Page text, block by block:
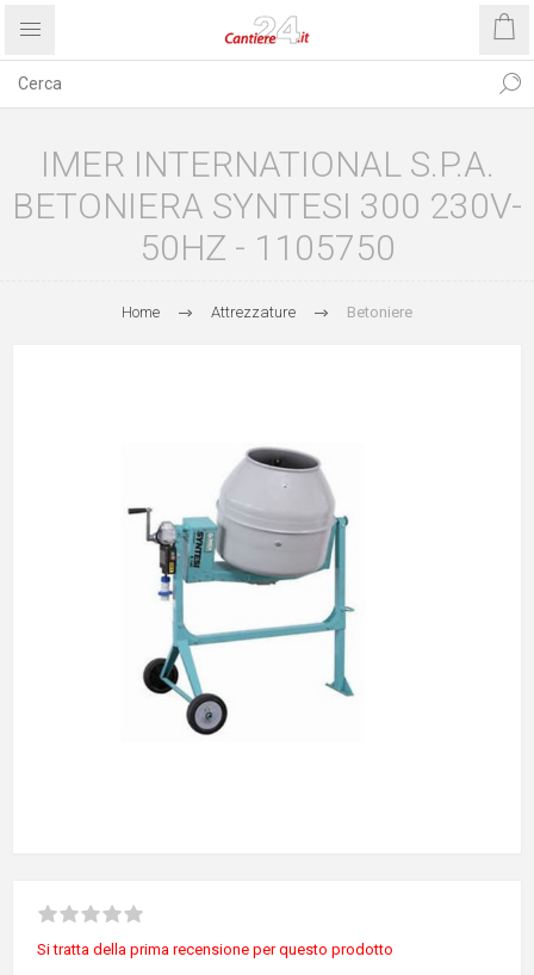
IMER INTERNATIONAL S.P.A.
BETONIERA SYNTESI 300 230V-
50HZ - 1105750
Home Attrezzature Betoniere
Si tratta della prima recensione per questo prodotto